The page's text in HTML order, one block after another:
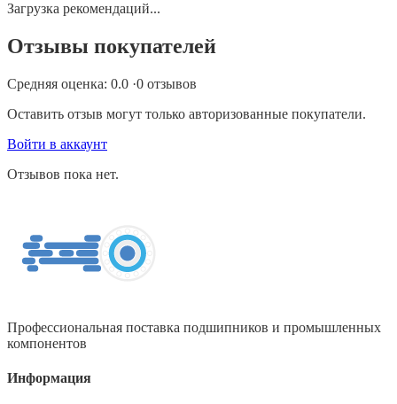
Загрузка рекомендаций...
Отзывы покупателей
Средняя оценка: 0.0 ·0 отзывов
Оставить отзыв могут только авторизованные покупатели.
Войти в аккаунт
Отзывов пока нет.
Профессиональная поставка подшипников и промышленных
компонентов
Информация